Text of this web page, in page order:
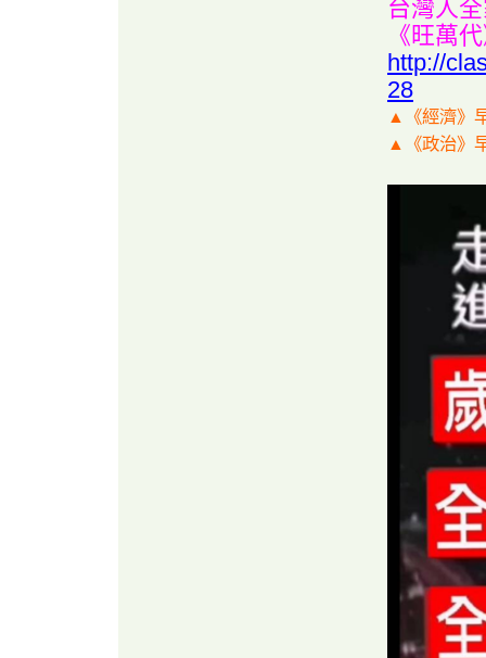
台灣人
《旺萬
http://
28
▲《經濟》
▲《政治》